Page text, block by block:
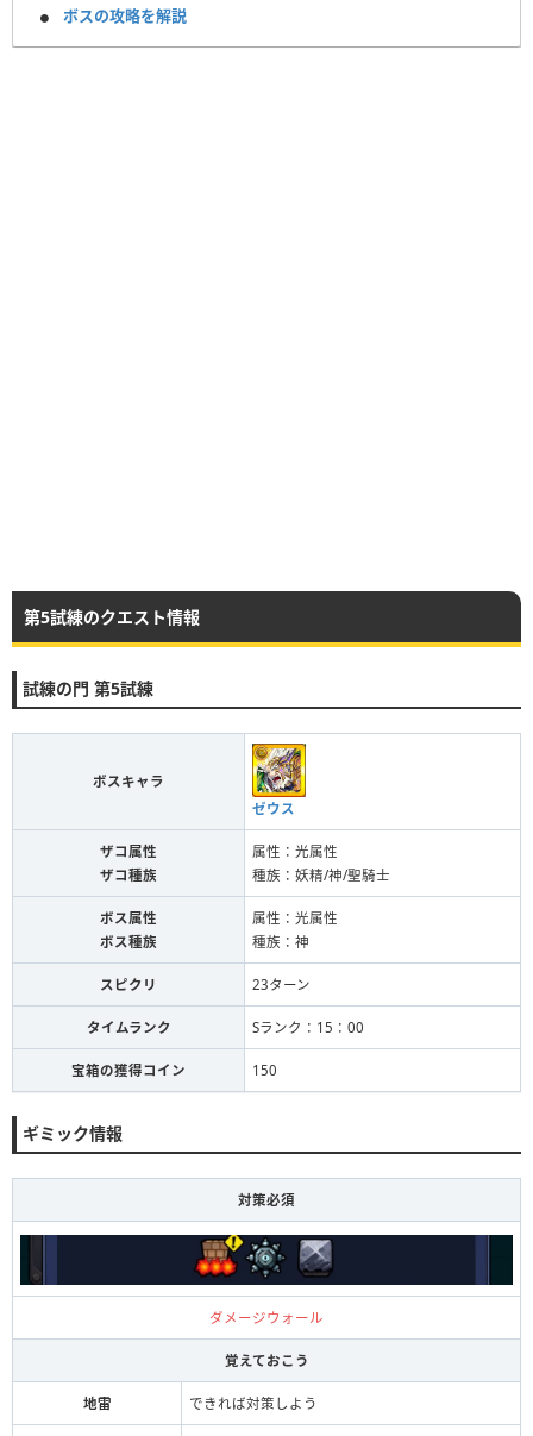
ボスの攻略を解説
第5試練のクエスト情報
試練の門 第5試練
ボスキャラ
ゼウス
ザコ属性
ザコ種族
属性：光属性
種族：妖精/神/聖騎士
ボス属性
ボス種族
属性：光属性
種族：神
スピクリ 23ターン
タイムランク Sランク：15：00
宝箱の獲得コイン 150
ギミック情報
対策必須
ダメージウォール
覚えておこう
地雷 できれば対策しよう